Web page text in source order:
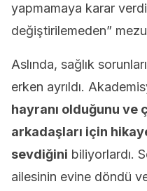
yapmamaya karar
değiştirilemeden”
Aslında, sağlık
erken ayrıldı.
hayranı olduğunu ve
arkadaşları için
sevdiğini biliyorlardı.
ailesinin evine döndü